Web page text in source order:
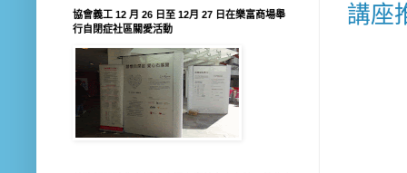
講座
協會義工 12 月 26 日至 12月 27 日在樂富商場舉
行自閉症社區關愛活動